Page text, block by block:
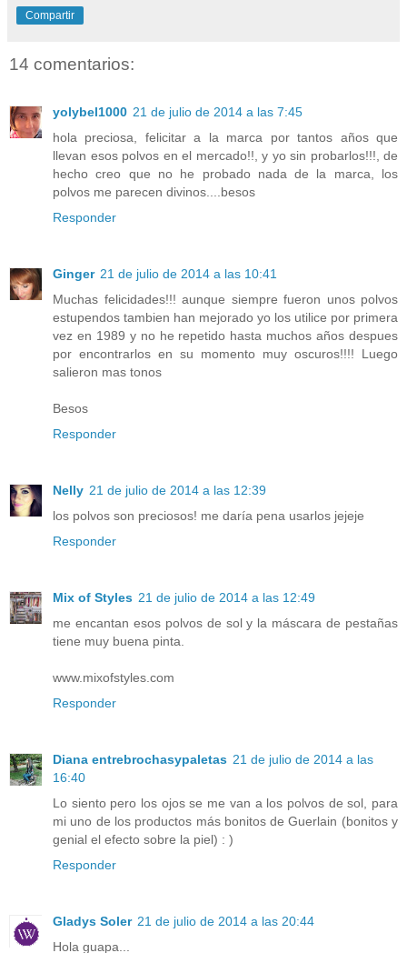
Compartir
14 comentarios:
yolybel1000 21 de julio de 2014 a las 7:45
hola preciosa, felicitar a la marca por tantos años que
llevan esos polvos en el mercado!!, y yo sin probarlos!!!, de
hecho creo que no he probado nada de la marca, los
polvos me parecen divinos....besos
Responder
Ginger 21 de julio de 2014 a las 10:41
Muchas felicidades!!! aunque siempre fueron unos polvos
estupendos tambien han mejorado yo los utilice por primera
vez en 1989 y no he repetido hasta muchos años despues
por encontrarlos en su momento muy oscuros!!!! Luego
salieron mas tonos
Besos
Responder
Nelly 21 de julio de 2014 a las 12:39
los polvos son preciosos! me daría pena usarlos jejeje
Responder
Mix of Styles 21 de julio de 2014 a las 12:49
me encantan esos polvos de sol y la máscara de pestañas
tiene muy buena pinta.
www.mixofstyles.com
Responder
Diana entrebrochasypaletas 21 de julio de 2014 a las
16:40
Lo siento pero los ojos se me van a los polvos de sol, para
mi uno de los productos más bonitos de Guerlain (bonitos y
genial el efecto sobre la piel) : )
Responder
Gladys Soler 21 de julio de 2014 a las 20:44
Hola guapa...